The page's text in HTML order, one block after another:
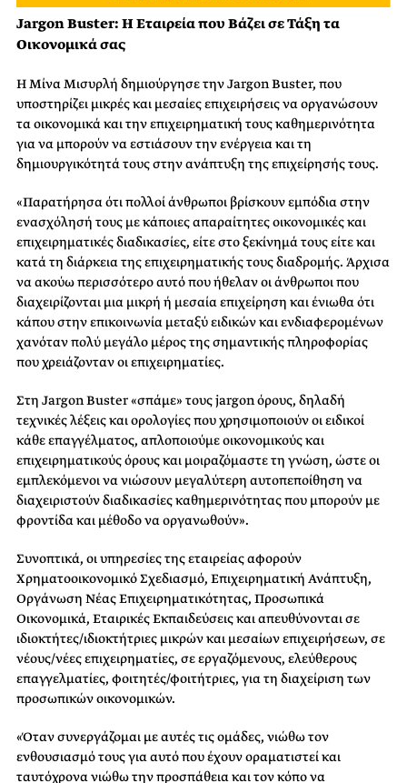
Jargon Buster: Η Εταιρεία που Βάζει σε Τάξη τα
Οικονομικά σας
Η Μίνα Μισυρλή δημιούργησε την Jargon Buster, που
υποστηρίζει μικρές και μεσαίες επιχειρήσεις να οργανώσουν
τα οικονομικά και την επιχειρηματική τους καθημερινότητα
για να μπορούν να εστιάσουν την ενέργεια και τη
δημιουργικότητά τους στην ανάπτυξη της επιχείρησής τους.
«Παρατήρησα ότι πολλοί άνθρωποι βρίσκουν εμπόδια στην
ενασχόλησή τους με κάποιες απαραίτητες οικονομικές και
επιχειρηματικές διαδικασίες, είτε στο ξεκίνημά τους είτε και
κατά τη διάρκεια της επιχειρηματικής τους διαδρομής. Άρχισα
να ακούω περισσότερο αυτό που ήθελαν οι άνθρωποι που
διαχειρίζονται μια μικρή ή μεσαία επιχείρηση και ένιωθα ότι
κάπου στην επικοινωνία μεταξύ ειδικών και ενδιαφερομένων
χανόταν πολύ μεγάλο μέρος της σημαντικής πληροφορίας
που χρειάζονταν οι επιχειρηματίες.
Στη Jargon Buster «σπάμε» τους jargon όρους, δηλαδή
τεχνικές λέξεις και ορολογίες που χρησιμοποιούν οι ειδικοί
κάθε επαγγέλματος, απλοποιούμε οικονομικούς και
επιχειρηματικούς όρους και μοιραζόμαστε τη γνώση, ώστε οι
εμπλεκόμενοι να νιώσουν μεγαλύτερη αυτοπεποίθηση να
διαχειριστούν διαδικασίες καθημερινότητας που μπορούν με
φροντίδα και μέθοδο να οργανωθούν».
Συνοπτικά, οι υπηρεσίες της εταιρείας αφορούν
Χρηματοοικονομικό Σχεδιασμό, Επιχειρηματική Ανάπτυξη,
Οργάνωση Νέας Επιχειρηματικότητας, Προσωπικά
Οικονομικά, Εταιρικές Εκπαιδεύσεις και απευθύνονται σε
ιδιοκτήτες/ιδιοκτήτριες μικρών και μεσαίων επιχειρήσεων, σε
νέους/νέες επιχειρηματίες, σε εργαζόμενους, ελεύθερους
επαγγελματίες, φοιτητές/φοιτήτριες, για τη διαχείριση των
προσωπικών οικονομικών.
«Όταν συνεργάζομαι με αυτές τις ομάδες, νιώθω τον
ενθουσιασμό τους για αυτό που έχουν οραματιστεί και
ταυτόχρονα νιώθω την προσπάθεια και τον κόπο να